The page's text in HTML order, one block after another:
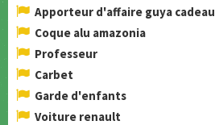
Apporteur d'affaire guya cadeau
Coque alu amazonia
Professeur
Carbet
Garde d'enfants
Voiture renault